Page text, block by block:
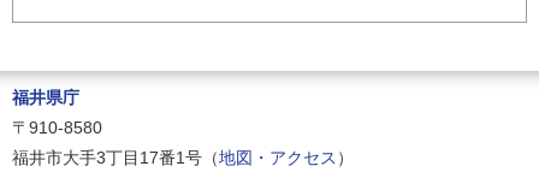
福井県庁
〒910-8580
福井市大手3丁目17番1号（地図・アクセス ）